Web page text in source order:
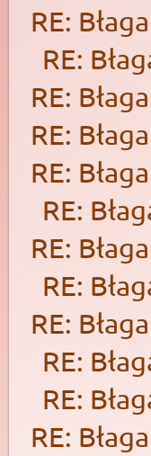
RE:
RE:
RE:
RE:
RE:
RE:
RE:
RE:
RE:
RE:
RE:
RE: